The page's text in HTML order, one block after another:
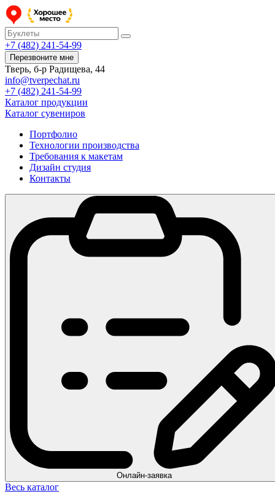
+7 (482) 241-54-99
Перезвоните мне
Тверь, б-р Радищева, 44
info@tverpechat.ru
+7 (482) 241-54-99
Каталог продукции
Каталог сувениров
Портфолио
Технологии производства
Требования к макетам
Дизайн студия
Контакты
Онлайн-заявка
Весь каталог